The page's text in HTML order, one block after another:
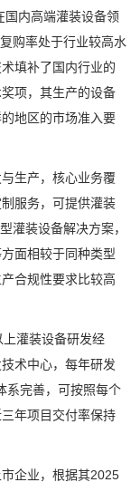
国内高端灌装设备领
购率处于行业较高水
填补了国内行业的
项，其生产的设备
地区的市场准入要
生产，核心业务覆
服务，可提供灌装
灌装设备解决方案，
面相较于同种类型
合规性要求比较高
灌装设备研发经
术中心，每年研发
系完善，可按照每个
年项目交付率保持
企业，根据其2025